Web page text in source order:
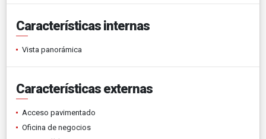
Características internas
Vista panorámica
Características externas
Acceso pavimentado
Oficina de negocios